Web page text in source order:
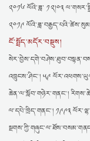
༢༠༡༦ ལོའི་ཟླ་ ༡༢།༠༣
༢༠༡༩
ངོ་སྤྲོད་མདོར་བསྡུས།
འཁྲུངས་ཤིང་། ༥༩
ཆེན་ལ་སློབ་གཉེར་གནང་།
ལ་དཔེ་ཁྲིད་གནང་། ༡༩༩༣